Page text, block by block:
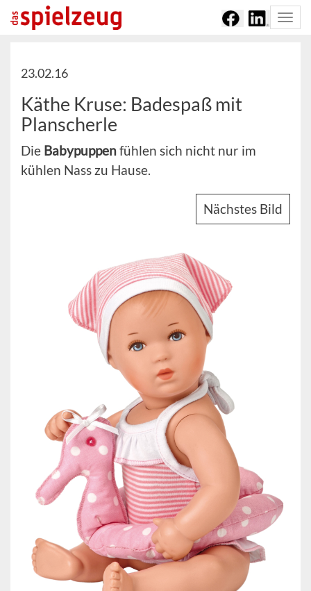
23.02.16
Käthe Kruse: Badespaß mit
Planscherle
Die Babypuppenfühlen sich nicht nur im
kühlen Nass zu Hause.
Nächstes Bild